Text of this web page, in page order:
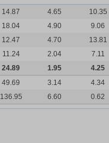
14.87 4.65
10.35
18.04 4.90
9.06
12.47 4.70
13.81
11.24 2.04
7.11
24.89 1.95
4.25
49.69 3.14
4.34
136.95 6.60 0.62